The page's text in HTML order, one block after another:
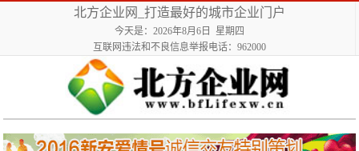
北方企业网_打造最好的城市企业门户
今天是：2026年8月6日 星期四
互联网违法和不良信息举报电话：962000